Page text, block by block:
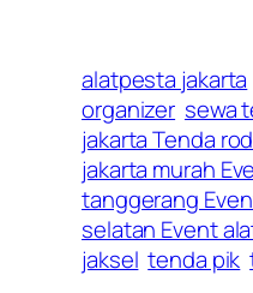
alatpesta jakarta
organizer sewa
jakarta Tenda
jakarta murah
tanggerang
selatan Event
jaksel tenda pik